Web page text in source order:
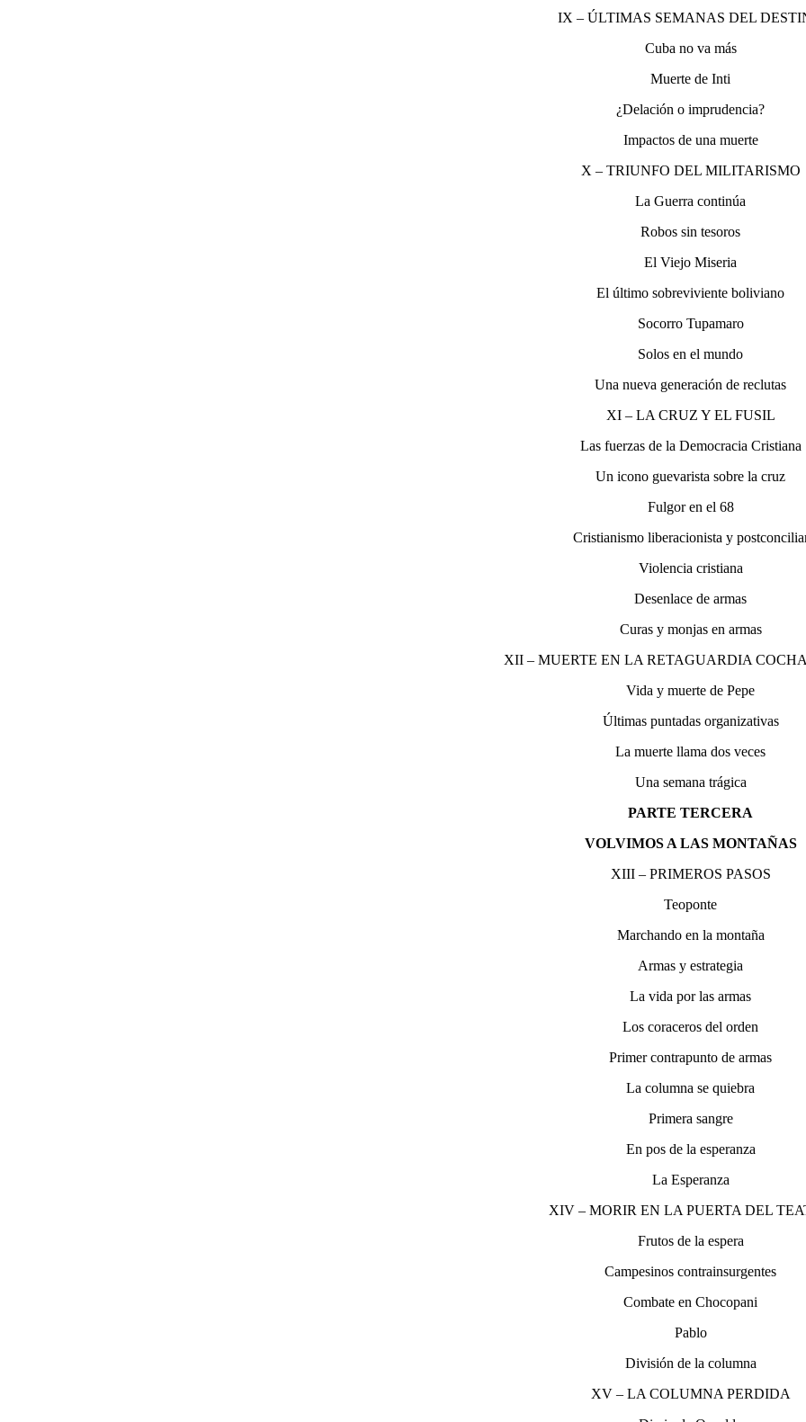
IX – ÚLTIMAS SEMANAS DEL
Cuba no va más
Muerte de Inti
¿Delación o imprudencia?
Impactos de una muerte
X – TRIUNFO DEL MILITARISMO
La Guerra continúa
Robos sin tesoros
El Viejo Miseria
El último sobreviviente boliviano
Socorro Tupamaro
Solos en el mundo
Una nueva generación de reclutas
XI – LA CRUZ Y EL FUSIL
Las fuerzas de la Democracia Cristiana
Un icono guevarista sobre la cruz
Fulgor en el 68
Cristianismo liberacionista y
Violencia cristiana
Desenlace de armas
Curas y monjas en armas
XII – MUERTE EN LA RETAGUARDIA
Vida y muerte de Pepe
Últimas puntadas organizativas
La muerte llama dos veces
Una semana trágica
PARTE TERCERA
VOLVIMOS A LAS MONTAÑAS
XIII – PRIMEROS PASOS
Teoponte
Marchando en la montaña
Armas y estrategia
La vida por las armas
Los coraceros del orden
Primer contrapunto de armas
La columna se quiebra
Primera sangre
En pos de la esperanza
La Esperanza
XIV – MORIR EN LA PUERTA DEL
Frutos de la espera
Campesinos contrainsurgentes
Combate en Chocopani
Pablo
División de la columna
XV – LA COLUMNA PERDIDA